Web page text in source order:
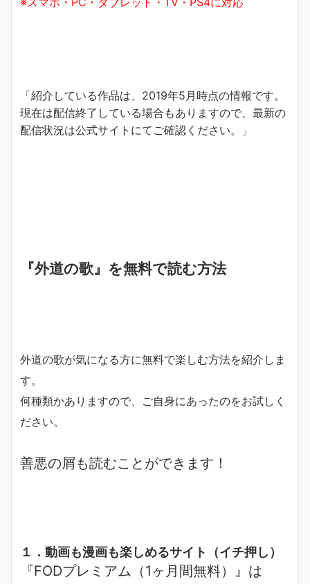
「紹介している作品は、2019年5月時点の情報です。
現在は配信終了している場合もありますので、最新の
配信状況は公式サイトにてご確認ください。」
『外道の歌』を無料で読む方法
外道の歌が気になる方に無料で楽しむ方法を紹介しま
す。
何種類かありますので、ご自身にあったのをお試しく
ださい。
善悪の屑も読むことができます！
１．動画も漫画も楽しめるサイト（イチ押し）
『FODプレミアム（1ヶ月間無料）』は